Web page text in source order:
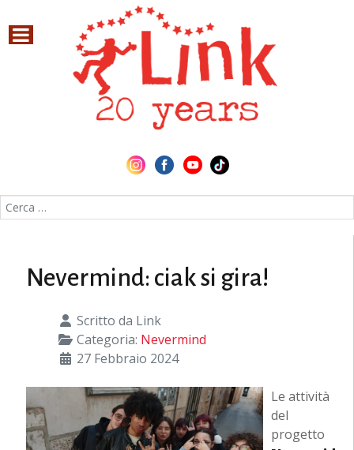
Cerca nel sito
Nevermind: ciak si gira!
Scritto da Link
Categoria: Nevermind
27 Febbraio 2024
Le attività
del
progetto